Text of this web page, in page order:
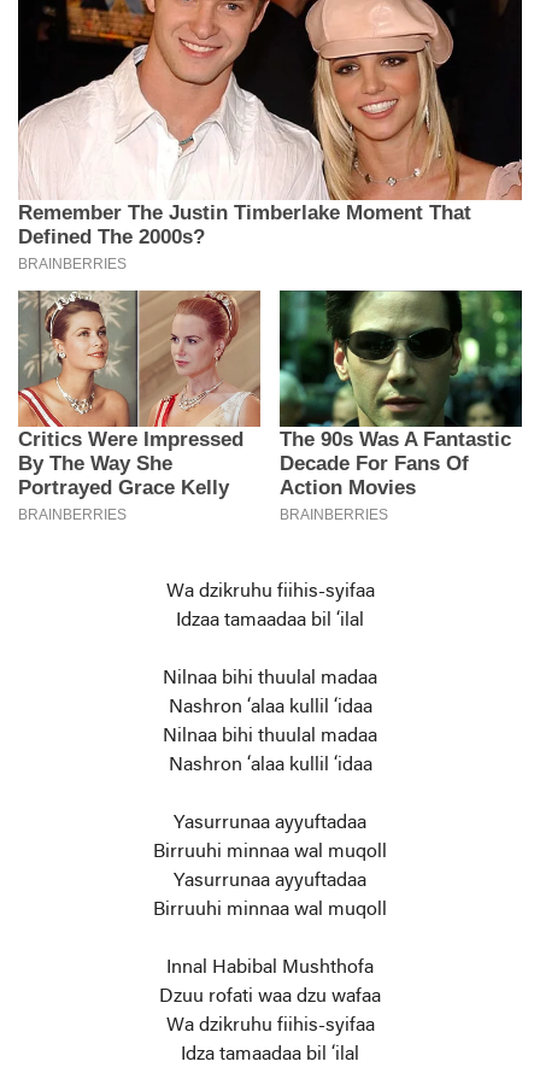
Wa dzikruhu fiihis-syifaa
Idzaa tamaadaa bil ‘ilal
Nilnaa bihi thuulal madaa
Nashron ‘alaa kullil ‘idaa
Nilnaa bihi thuulal madaa
Nashron ‘alaa kullil ‘idaa
Yasurrunaa ayyuftadaa
Birruuhi minnaa wal muqoll
Yasurrunaa ayyuftadaa
Birruuhi minnaa wal muqoll
Innal Habibal Mushthofa
Dzuu rofati waa dzu wafaa
Wa dzikruhu fiihis-syifaa
Idza tamaadaa bil ‘ilal